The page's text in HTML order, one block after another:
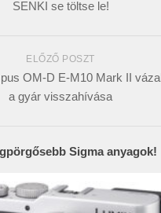
SENKI se töltse le!
ELŐZŐ POSZT
OM-D E-M10 Mark II
a gyár visszahívása
Sigma anyagok!